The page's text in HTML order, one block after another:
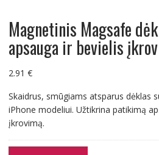
Magnetinis Magsafe
apsauga ir bevielis
2.91 €
Skaidrus, smūgiams atsparus dėklas
iPhone modeliui. Užtikrina patikimą
įkrovimą.